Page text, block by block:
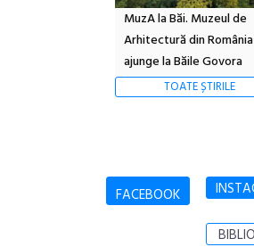
MuzA la Băi. Muzeul de
Arhitectură din România
ajunge la Băile Govora
TOATE ȘTIRILE
FACEBOOK